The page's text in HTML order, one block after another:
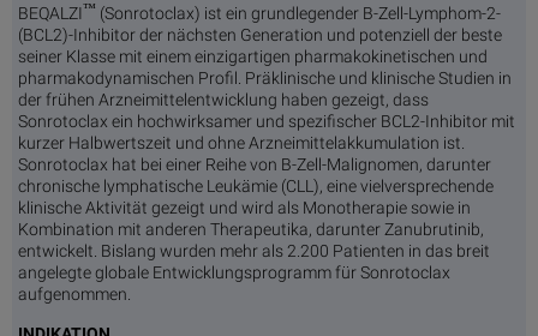
BEQALZI™ (Sonrotoclax) ist ein grundlegender B-Zell-Lymphom-2-
(BCL2)-Inhibitor der nächsten Generation und potenziell der beste
seiner Klasse mit einem einzigartigen pharmakokinetischen und
pharmakodynamischen Profil. Präklinische und klinische Studien in
der frühen Arzneimittelentwicklung haben gezeigt, dass
Sonrotoclax ein hochwirksamer und spezifischer BCL2-Inhibitor mit
kurzer Halbwertszeit und ohne Arzneimittelakkumulation ist.
Sonrotoclax hat bei einer Reihe von B-Zell-Malignomen, darunter
chronische lymphatische Leukämie (CLL), eine vielversprechende
klinische Aktivität gezeigt und wird als Monotherapie sowie in
Kombination mit anderen Therapeutika, darunter Zanubrutinib,
entwickelt. Bislang wurden mehr als 2.200 Patienten in das breit
angelegte globale Entwicklungsprogramm für Sonrotoclax
aufgenommen.